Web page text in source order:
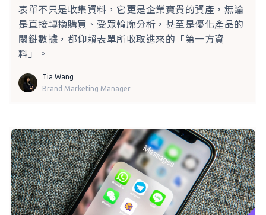
表單不只是收集資料，它更是企業寶貴的資產，無論
是直接轉換購買、受眾輪廓分析，甚至是優化產品的
關鍵數據，都仰賴表單所收取進來的「第一方資
料」。
Tia Wang
Brand Marketing Manager